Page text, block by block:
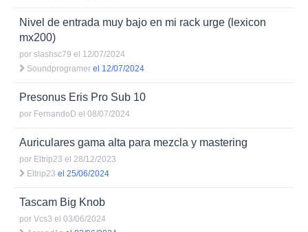
Nivel de entrada muy bajo en mi rack urge (lexicon
mx200)
por slashsc79 el 12/07/2024
Soundprogramer el 12/07/2024
Presonus Eris Pro Sub 10
por FernandoD el 08/07/2024
Auriculares gama alta para mezcla y mastering
por Eltrip23 el 28/12/2023
Eltrip23 el 25/06/2024
Tascam Big Knob
por Vcs3 el 03/06/2024